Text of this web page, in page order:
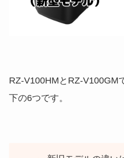
RZ-V100HMとRZ-V100GM
下の6つです。